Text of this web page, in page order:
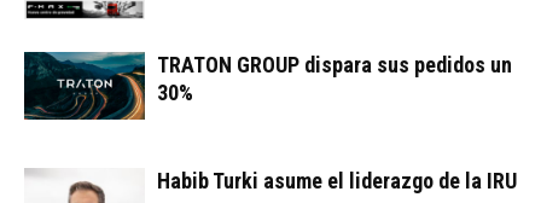
TRATON GROUP dispara sus pedidos un
30%
Habib Turki asume el liderazgo de la IRU